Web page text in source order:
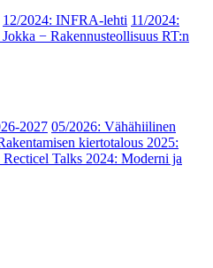
12/2024: INFRA-lehti 11/2024:
− Rakennusteollisuus RT:n
2027 05/2026: Vähähiilinen
kiertotalous 2025:
Recticel Talks 2024: Moderni ja